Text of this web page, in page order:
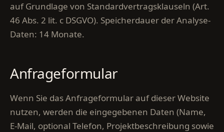
auf Grundlage von Standardvertragsklauseln (Art.
46 Abs. 2 lit. c DSGVO). Speicherdauer der Analyse-
Daten: 14 Monate.
Anfrageformular
Wenn Sie das Anfrageformular auf dieser Website
nutzen, werden die eingegebenen Daten (Name,
E-Mail, optional Telefon, Projektbeschreibung sowie